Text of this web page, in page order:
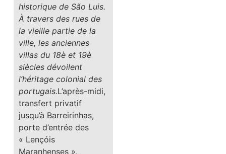
historique de São Luis.
À travers des rues de
la vieille partie de la
ville, les anciennes
villas du 18è et 19è
siècles dévoilent
l’héritage colonial des
portugais.L’après-midi,
transfert privatif
jusqu’à Barreirinhas,
porte d’entrée des
« Lençóis
Maranhenses ».